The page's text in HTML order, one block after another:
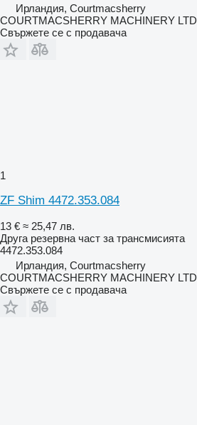
Ирландия, Courtmacsherry
COURTMACSHERRY MACHINERY LTD
Свържете се с продавача
1
ZF Shim 4472.353.084
13 € ≈ 25,47 лв.
Друга резервна част за трансмисията
4472.353.084
Ирландия, Courtmacsherry
COURTMACSHERRY MACHINERY LTD
Свържете се с продавача